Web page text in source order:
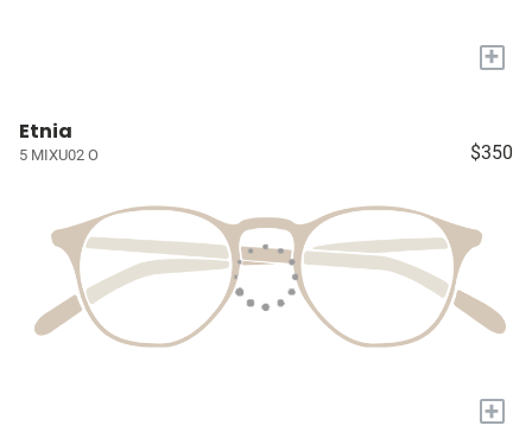
+
Etnia
5 MIXU02 O $350
+